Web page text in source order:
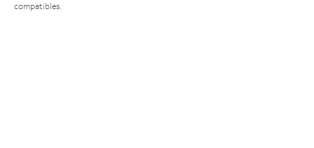
compatibles.